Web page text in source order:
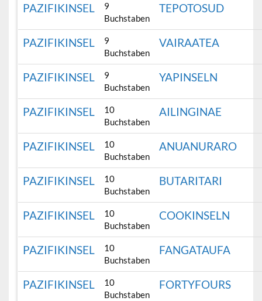
PAZIFIKINSEL
9
Buchstaben
TEPOTOSUD
PAZIFIKINSEL
9
Buchstaben
VAIRAATEA
PAZIFIKINSEL
9
Buchstaben
YAPINSELN
PAZIFIKINSEL
10
Buchstaben
AILINGINAE
PAZIFIKINSEL
10
Buchstaben
ANUANURARO
PAZIFIKINSEL
10
Buchstaben
BUTARITARI
PAZIFIKINSEL
10
Buchstaben
COOKINSELN
PAZIFIKINSEL
10
Buchstaben
FANGATAUFA
PAZIFIKINSEL
10
Buchstaben
FORTYFOURS